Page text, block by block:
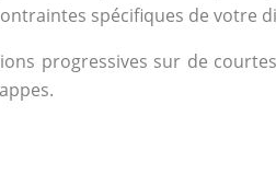
spécifiques de votre
progressives sur de